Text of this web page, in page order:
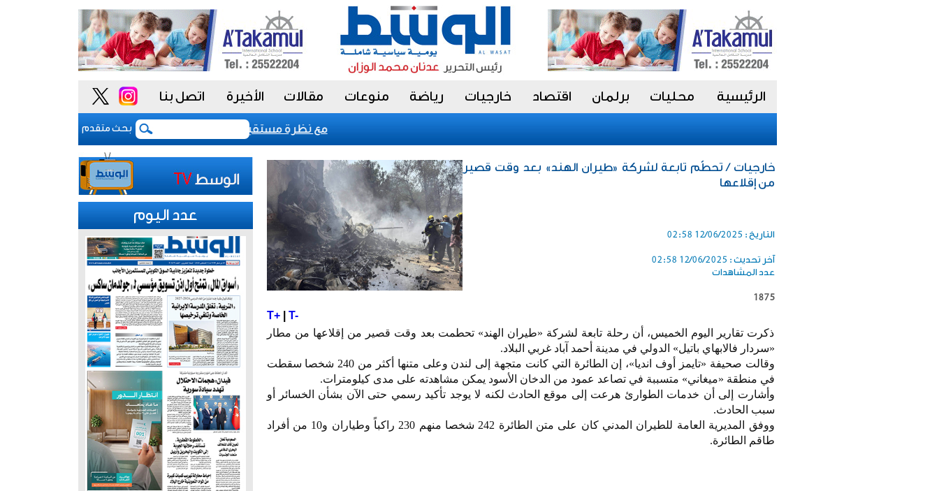
الرئيسية محليات برلمان اقتصاد خارجيات رياضة منوعات مقالات الأخيرة اتصل بنا
بحث متقدم بعد 5 أشهر من الحرب.. بوادر اتفاق "وشيك" لفتح مضيق هرمز «فيتش» تؤكد التصنيف السيادي للكويت عند «-aa» مع نظرة مستقبلية مستقرة
خارجيات / تحطّم تابعة لشركة «طيران الهند» بعد وقت قصير
من إقلاعها
التاريخ : 12/06/2025 02:58
آخر تحديث : 12/06/2025 02:58
عدد المشاهدات
1875
T+| T-
ذكرت تقارير اليوم الخميس، أن رحلة تابعة لشركة «طيران الهند» تحطمت بعد وقت قصير من إقلاعها من مطار
«سردار فالابهاي باتيل» الدولي في مدينة أحمد آباد غربي البلاد.
وقالت صحيفة «تايمز أوف انديا»، إن الطائرة التي كانت متجهة إلى لندن وعلى متنها أكثر من 240 شخصا سقطت
في منطقة «ميغاني» متسببة في تصاعد عمود من الدخان الأسود يمكن مشاهدته على مدى كيلومترات.
وأشارت إلى أن خدمات الطوارئ هرعت إلى موقع الحادث لكنه لا يوجد تأكيد رسمي حتى الآن بشأن الخسائر أو
سبب الحادث.
ووفق المديرية العامة للطيران المدني كان على متن الطائرة 242 شخصا منهم 230 راكباً وطياران و10 من أفراد
طاقم الطائرة.
عدد اليوم